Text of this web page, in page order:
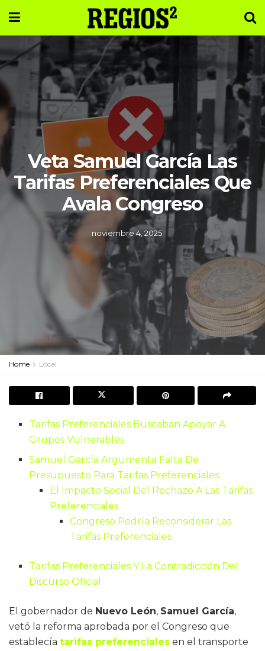
Veta Samuel García Las
Tarifas Preferenciales Que
Avala Congreso
noviembre 4, 2025
Home Local
Tarifas Preferenciales Buscaban Apoyar A
Grupos Vulnerables
Samuel García Argumenta Falta De
Presupuesto Para Tarifas Preferenciales
El Impacto Social Del Rechazo A Las Tarifas
Preferenciales
Congreso Podría Reconsiderar Las
Tarifas Preferenciales
Tarifas Preferenciales Y La Contradicción Del
Discurso Oficial
El gobernador de Nuevo León, Samuel García,
vetó la reforma aprobada por el Congreso que
establecía tarifas preferenciales en el transporte